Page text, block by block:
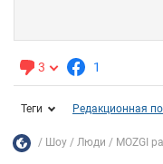
3 1
Теги Редакционная
Шоу Люди MOZGI